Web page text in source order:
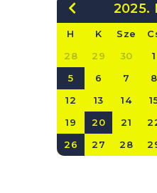
2025.
H K Sze
28
29 30 1
5
6 7 8
12
13 14
19
20 21
26
27 28